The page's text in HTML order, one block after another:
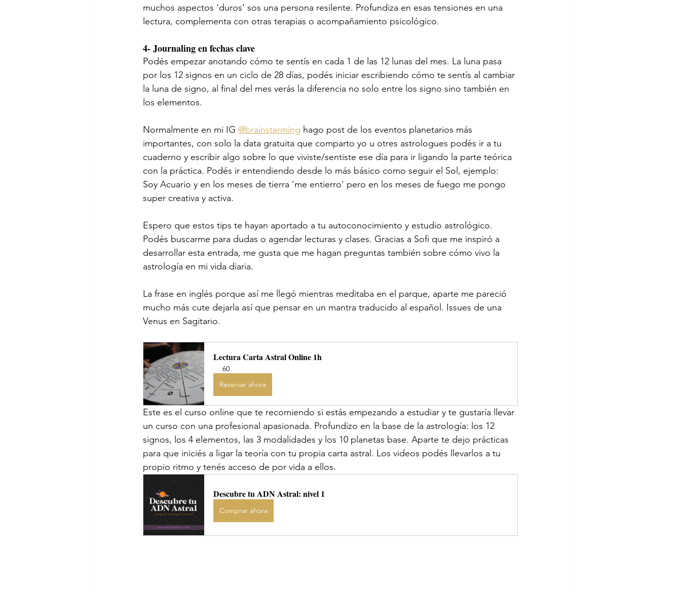
muchos aspectos 'duros' sos una persona resilente. Profundiza en esas tensiones en una
lectura, complementa con otras terapias o acompañamiento psicológico.
4- Journaling en fechas clave
Podés empezar anotando cómo te sentís en cada 1 de las 12 lunas del mes. La luna pasa
por los 12 signos en un ciclo de 28 días, podés iniciar escribiendo cómo te sentís al cambiar
la luna de signo, al final del mes verás la diferencia no solo entre los signo sino también en
los elementos.
Normalmente en mi IG @brainstarming hago post de los eventos planetarios más
importantes, con solo la data gratuita que comparto yo u otres astrologues podés ir a tu
cuaderno y escribir algo sobre lo que viviste/sentiste ese día para ir ligando la parte teórica
con la práctica. Podés ir entendiendo desde lo más básico como seguir el Sol, ejemplo:
Soy Acuario y en los meses de tierra 'me entierro' pero en los meses de fuego me pongo
super creativa y activa.
Espero que estos tips te hayan aportado a tu autoconocimiento y estudio astrológico.
Podés buscarme para dudas o agendar lecturas y clases. Gracias a Sofi que me inspiró a
desarrollar esta entrada, me gusta que me hagan preguntas también sobre cómo vivo la
astrología en mi vida diaria.
La frase en inglés porque así me llegó mientras meditaba en el parque, aparte me pareció
mucho más cute dejarla así que pensar en un mantra traducido al español. Issues de una
Venus en Sagitario.
Lectura Carta Astral Online 1h
60
Reservar ahora
Este es el curso online que te recomiendo si estás empezando a estudiar y te gustaría llevar
un curso con una profesional apasionada. Profundizo en la base de la astrología: los 12
signos, los 4 elementos, las 3 modalidades y los 10 planetas base. Aparte te dejo prácticas
para que iniciés a ligar la teoría con tu propia carta astral. Los videos podés llevarlos a tu
propio ritmo y tenés acceso de por vida a ellos.
Descubre tu ADN Astral: nivel 1
Comprar ahora